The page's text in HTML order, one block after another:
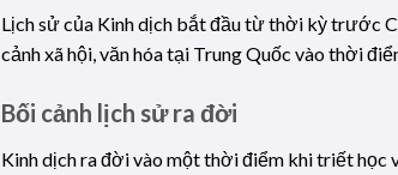
Lịch sử của Kinh dịch bắt đầu từ thời kỳ trước
cảnh xã hội, văn hóa tại Trung Quốc vào thời
Bối cảnh lịch sử ra đời
Kinh dịch ra đời vào một thời điểm khi triết học